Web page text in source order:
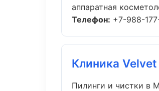
аппаратная
Телефон: +7-988-
Клиника Velvet
Пилинги и чистки в